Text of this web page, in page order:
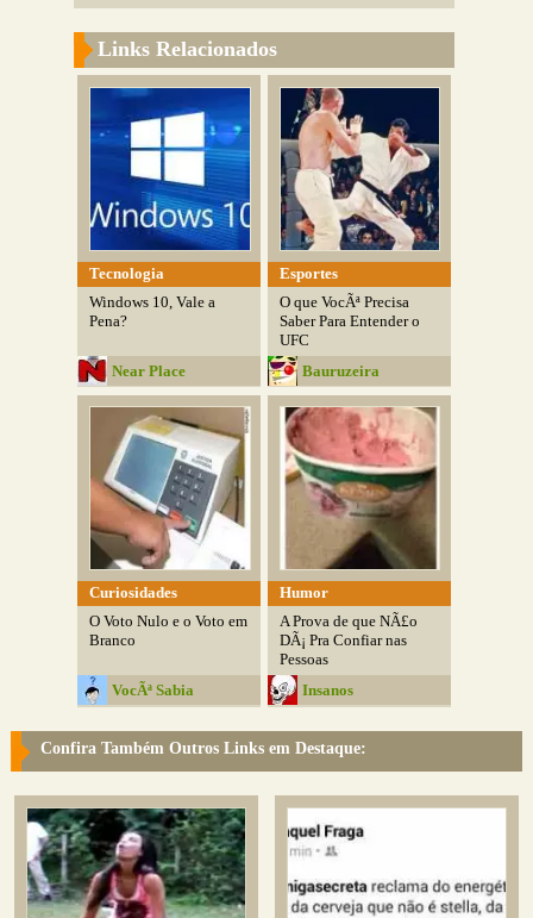
Links Relacionados
Tecnologia
Windows 10, Vale a
Pena?
Near Place
Esportes
O que VocÃª Precisa
Saber Para Entender o
UFC
Bauruzeira
Curiosidades
O Voto Nulo e o Voto em
Branco
VocÃª Sabia
Humor
A Prova de que NÃ£o
DÃ¡ Pra Confiar nas
Pessoas
Insanos
Confira Também Outros Links em Destaque: